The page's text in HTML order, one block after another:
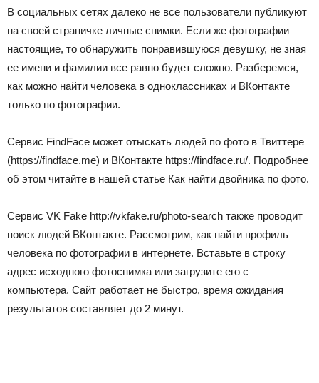
В социальных сетях далеко не все пользователи публикуют
на своей страничке личные снимки. Если же фотографии
настоящие, то обнаружить понравившуюся девушку, не зная
ее имени и фамилии все равно будет сложно. Разберемся,
как можно найти человека в одноклассниках и ВКонтакте
только по фотографии.
Сервис FindFace может отыскать людей по фото в Твиттере
(https://findface.me) и ВКонтакте https://findface.ru/. Подробнее
об этом читайте в нашей статье Как найти двойника по фото.
Сервис VK Fake http://vkfake.ru/photo-search также проводит
поиск людей ВКонтакте. Рассмотрим, как найти профиль
человека по фотографии в интернете. Вставьте в строку
адрес исходного фотоснимка или загрузите его с
компьютера. Сайт работает не быстро, время ожидания
результатов составляет до 2 минут.